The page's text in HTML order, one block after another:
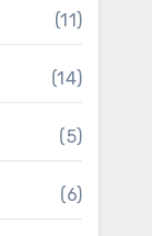
(11)
(14)
(5)
(6)